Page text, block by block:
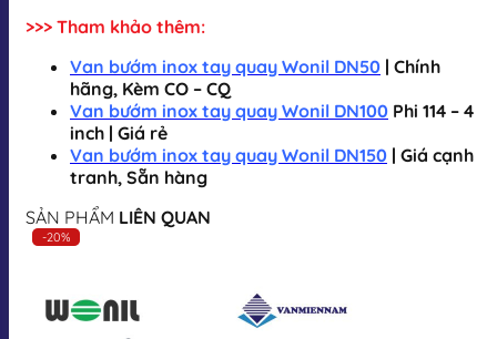
>>> Tham khảo thêm:
Van bướm inox tay quay Wonil DN50 | Chính
hãng, Kèm CO – CQ
Van bướm inox tay quay Wonil DN100 Phi 114 – 4
inch | Giá rẻ
Van bướm inox tay quay Wonil DN150 | Giá cạnh
tranh, Sẵn hàng
SẢN PHẨM LIÊN QUAN
-20%